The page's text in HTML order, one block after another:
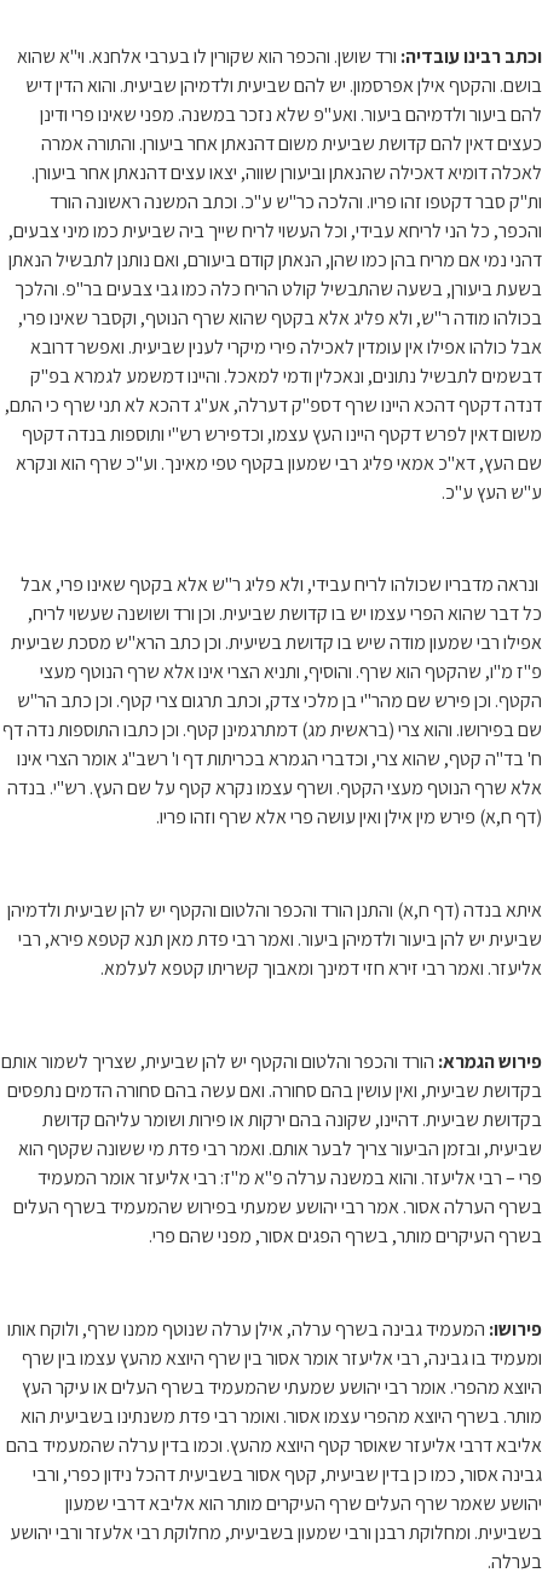
וכתב רבינו עובדיה: ורד שושן. והכפר הוא שקורין לו בערבי אלחנא. וי"א שהוא
בושם. והקטף אילן אפרסמון. יש להם שביעית ולדמיהן שביעית. והוא הדין דיש
להם ביעור ולדמיהם ביעור. ואע"פ שלא נזכר במשנה. מפני שאינו פרי ודינן
כעצים דאין להם קדושת שביעית משום דהנאתן אחר ביעורן. והתורה אמרה
לאכלה דומיא דאכילה שהנאתן וביעורן שווה, יצאו עצים דהנאתן אחר ביעורן.
ות"ק סבר דקטפו זהו פריו. והלכה כר"ש ע"כ. וכתב המשנה ראשונה הורד
והכפר, כל הני לריחא עבידי, וכל העשוי לריח שייך ביה שביעית כמו מיני צבעים,
דהני נמי אם מריח בהן כמו שהן, הנאתן קודם ביעורם, ואם נותנן לתבשיל הנאתן
בשעת ביעורן, בשעה שהתבשיל קולט הריח כלה כמו גבי צבעים בר"פ. והלכך
בכולהו מודה ר"ש, ולא פליג אלא בקטף שהוא שרף הנוטף, וקסבר שאינו פרי,
אבל כולהו אפילו אין עומדין לאכילה פירי מיקרי לענין שביעית. ואפשר דרובא
דבשמים לתבשיל נתונים, ונאכלין ודמי למאכל. והיינו דמשמע לגמרא בפ"ק
דנדה דקטף דהכא היינו שרף דספ"ק דערלה, אע"ג דהכא לא תני שרף כי התם,
משום דאין לפרש דקטף היינו העץ עצמו, וכדפירש רש"י ותוספות בנדה דקטף
שם העץ, דא"כ אמאי פליג רבי שמעון בקטף טפי מאינך. וע"כ שרף הוא ונקרא
ע"ש העץ ע"כ.
ונראה מדבריו שכולהו לריח עבידי, ולא פליג ר"ש אלא בקטף שאינו פרי, אבל
כל דבר שהוא הפרי עצמו יש בו קדושת שביעית. וכן ורד ושושנה שעשוי לריח,
אפילו רבי שמעון מודה שיש בו קדושת בשיעית. וכן כתב הרא"ש מסכת שביעית
פ"ז מ"ו, שהקטף הוא שרף. והוסיף, ותניא הצרי אינו אלא שרף הנוטף מעצי
הקטף. וכן פירש שם מהר"י בן מלכי צדק, וכתב תרגום צרי קטף. וכן כתב הר"ש
שם בפירושו. והוא צרי (בראשית מג) דמתרגמינן קטף. וכן כתבו התוספות נדה דף
ח' בד"ה קטף, שהוא צרי, וכדברי הגמרא בכריתות דף ו' רשב"ג אומר הצרי אינו
אלא שרף הנוטף מעצי הקטף. ושרף עצמו נקרא קטף על שם העץ. רש"י. בנדה
(דף ח,א) פירש מין אילן ואין עושה פרי אלא שרף וזהו פריו.
איתא בנדה (דף ח,א) והתנן הורד והכפר והלטום והקטף יש להן שביעית ולדמיהן
שביעית יש להן ביעור ולדמיהן ביעור. ואמר רבי פדת מאן תנא קטפא פירא, רבי
אליעזר. ואמר רבי זירא חזי דמינך ומאבוך קשריתו קטפא לעלמא.
פירוש הגמרא: הורד והכפר והלטום והקטף יש להן שביעית, שצריך לשמור אותם
בקדושת שביעית, ואין עושין בהם סחורה. ואם עשה בהם סחורה הדמים נתפסים
בקדושת שביעית. דהיינו, שקונה בהם ירקות או פירות ושומר עליהם קדושת
שביעית, ובזמן הביעור צריך לבער אותם. ואמר רבי פדת מי ששונה שקטף הוא
פרי – רבי אליעזר. והוא במשנה ערלה פ"א מ"ז: רבי אליעזר אומר המעמיד
בשרף הערלה אסור. אמר רבי יהושע שמעתי בפירוש שהמעמיד בשרף העלים
בשרף העיקרים מותר, בשרף הפגים אסור, מפני שהם פרי.
פירושו: המעמיד גבינה בשרף ערלה, אילן ערלה שנוטף ממנו שרף, ולוקח אותו
ומעמיד בו גבינה, רבי אליעזר אומר אסור בין שרף היוצא מהעץ עצמו בין שרף
היוצא מהפרי. אומר רבי יהושע שמעתי שהמעמיד בשרף העלים או עיקר העץ
מותר. בשרף היוצא מהפרי עצמו אסור. ואומר רבי פדת משנתינו בשביעית הוא
אליבא דרבי אליעזר שאוסר קטף היוצא מהעץ. וכמו בדין ערלה שהמעמיד בהם
גבינה אסור, כמו כן בדין שביעית, קטף אסור בשביעית דהכל נידון כפרי, ורבי
יהושע שאמר שרף העלים שרף העיקרים מותר הוא אליבא דרבי שמעון
בשביעית. ומחלוקת רבנן ורבי שמעון בשביעית, מחלוקת רבי אלעזר ורבי יהושע
בערלה.